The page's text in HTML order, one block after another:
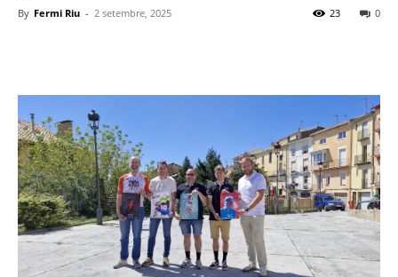
By Fermi Riu - 2 setembre, 2025 0
23